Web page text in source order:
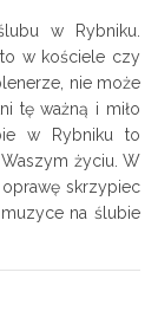
w Rybniku.
w kościele czy
nie może
tę ważną i miło
w Rybniku to
życiu. W
skrzypiec
na ślubie